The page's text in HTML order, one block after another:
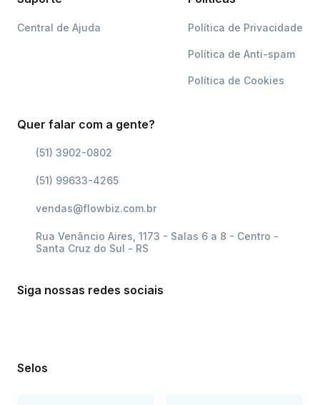
Central de Ajuda Política de Privacidade
Política de Anti-spam
Política de Cookies
Quer falar com a gente?
(51) 3902-0802
(51) 99633-4265
vendas@flowbiz.com.br
Rua Venâncio Aires, 1173 - Salas 6 a 8 - Centro -
Santa Cruz do Sul - RS
Siga nossas redes sociais
Selos